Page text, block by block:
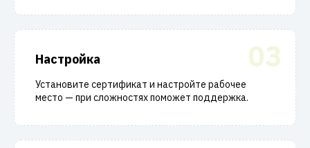
03
Настройка
Установите сертификат и настройте рабочее
место — при сложностях поможет поддержка.